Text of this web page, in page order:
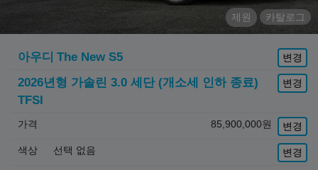
제원 카탈로그
아우디 The New S5 변경
2026년형 가솔린 3.0 세단 (개소세 인하 종료)
TFSI
변경
가격 85,900,000원 변경
색상 선택 없음 변경